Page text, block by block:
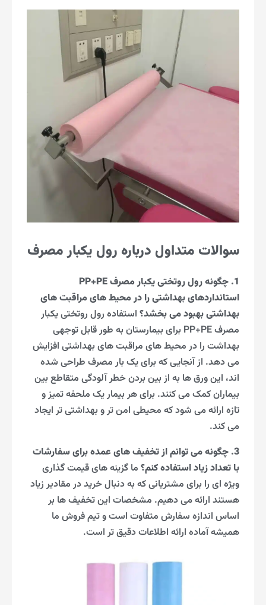
سوالات متداول درباره رول یکبار مصرف
1. چگونه رول روتختی یکبار مصرف PP+PE
استانداردهای بهداشتی را در محیط های مراقبت های
بهداشتی بهبود می بخشد؟ استفاده رول روتختی یکبار
مصرف PP+PE برای بیمارستان به طور قابل توجهی
بهداشت را در محیط های مراقبت های بهداشتی افزایش
می دهد. از آنجایی که برای یک بار مصرف طراحی شده
اند، این ورق ها به از بین بردن خطر آلودگی متقاطع بین
بیماران کمک می کنند. برای هر بیمار یک ملحفه تمیز و
تازه ارائه می شود که محیطی امن تر و بهداشتی تر ایجاد
می کند.
3. چگونه می توانم از تخفیف های عمده برای سفارشات
با تعداد زیاد استفاده کنم؟ ما گزینه های قیمت گذاری
ویژه ای را برای مشتریانی که به دنبال خرید در مقادیر زیاد
هستند ارائه می دهیم. مشخصات این تخفیف ها بر
اساس اندازه سفارش متفاوت است و تیم فروش ما
همیشه آماده ارائه اطلاعات دقیق تر است.